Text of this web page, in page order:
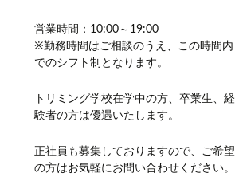
営業時間：10:00～19:00
※勤務時間はご相談のうえ、この時間内
でのシフト制となります。
トリミング学校在学中の方、卒業生、経
験者の方は優遇いたします。
正社員も募集しておりますので、ご希望
の方はお気軽にお問い合わせください。